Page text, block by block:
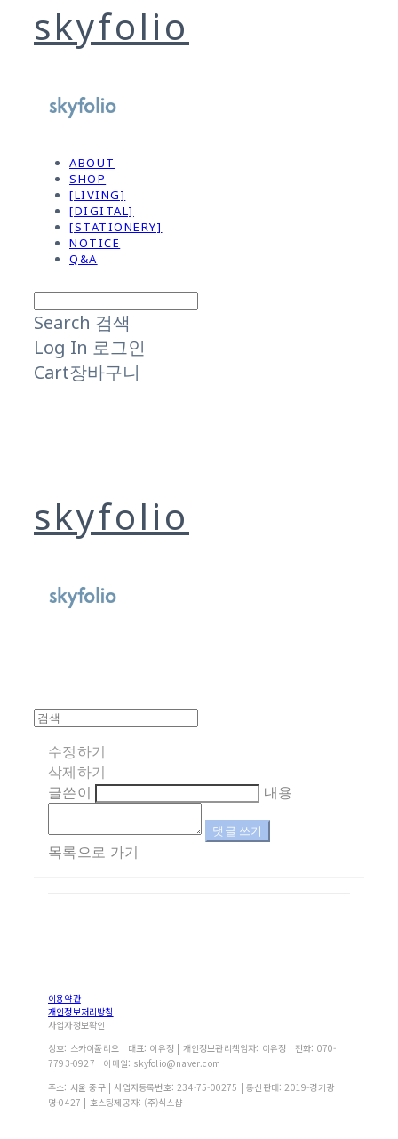
skyfolio
ABOUT
SHOP
[LIVING]
[DIGITAL]
[STATIONERY]
NOTICE
Q&A
Search 검색
Log In 로그인
Cart장바구니
skyfolio
수정하기
삭제하기
글쓴이
내용
댓글 쓰기
목록으로 가기
이용약관
개인정보처리방침
사업자정보확인
상호: 스카이폴리오 | 대표: 이유정 | 개인정보관리책임자: 이유정 | 전화: 070-
7793-0927 | 이메일: skyfolio@naver.com
주소: 서울 중구 | 사업자등록번호: 234-75-00275 | 통신판매: 2019-경기광
명-0427 | 호스팅제공자: (주)식스샵